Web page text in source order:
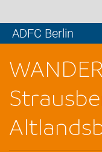
ADFC Berlin